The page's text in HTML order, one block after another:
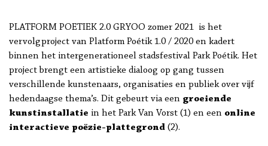
PLATFORM POETIEK 2.0 GRYOO zomer 2021 is het
vervolgproject van Platform Poétik 1.0 / 2020 en kadert
binnen het intergenerationeel stadsfestival Park Poétik. Het
project brengt een artistieke dialoog op gang tussen
verschillende kunstenaars, organisaties en publiek over vijf
hedendaagse thema’s. Dit gebeurt via een groeiende
kunstinstallatie in het Park Van Vorst (1) en een online
interactieve poëzie-plattegrond (2).